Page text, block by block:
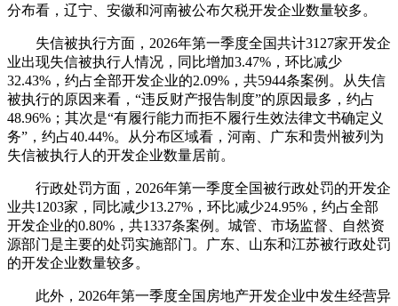
分布看，辽宁、安徽和河南被公布欠税开发企业数量较多。
失信被执行方面，2026年第一季度全国共计3127家开发企
业出现失信被执行人情况，同比增加3.47%，环比减少
32.43%，约占全部开发企业的2.09%，共5944条案例。从失信
被执行的原因来看，“违反财产报告制度”的原因最多，约占
48.96%；其次是“有履行能力而拒不履行生效法律文书确定义
务”，约占40.44%。从分布区域看，河南、广东和贵州被列为
失信被执行人的开发企业数量居前。
行政处罚方面，2026年第一季度全国被行政处罚的开发企
业共1203家，同比减少13.27%，环比减少24.95%，约占全部
开发企业的0.80%，共1337条案例。城管、市场监督、自然资
源部门是主要的处罚实施部门。广东、山东和江苏被行政处罚
的开发企业数量较多。
此外，2026年第一季度全国房地产开发企业中发生经营异